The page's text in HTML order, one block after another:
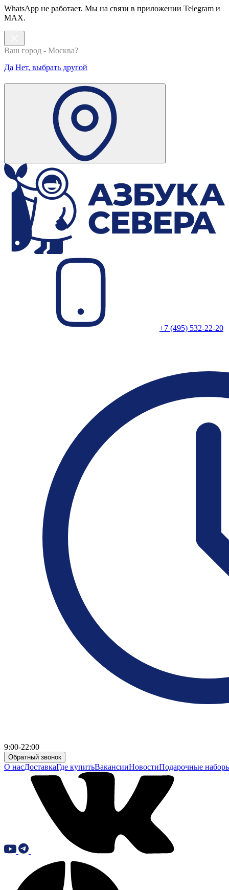
WhatsApp не работает. Мы на связи в приложении Telegram и
MAX.
Ваш город - Москва?
Да Нет, выбрать другой
+7 (495) 532-22-20
9:00-22:00
Обратный звонок
О насДоставкаГде купитьВакансииНовостиПодарочные